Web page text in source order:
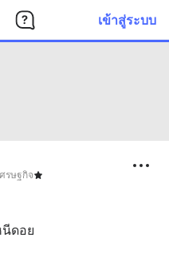
เข้าสู่ระบบ
รษฐกิจ
นีดอย